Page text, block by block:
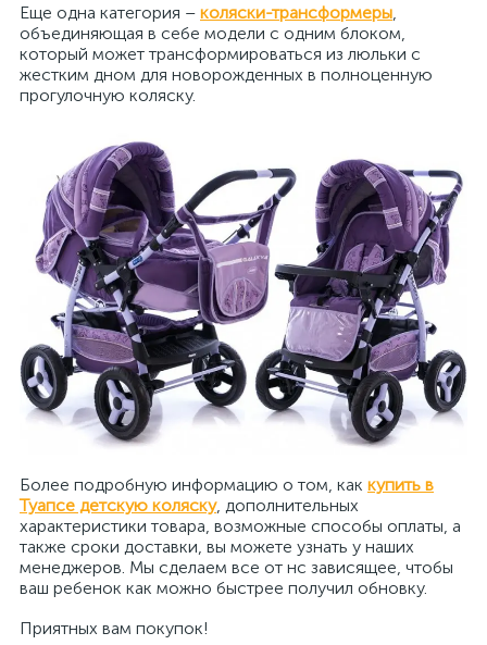
Еще одна категория – коляски-трансформеры,
объединяющая в себе модели с одним блоком,
который может трансформироваться из люльки с
жестким дном для новорожденных в полноценную
прогулочную коляску.
Более подробную информацию о том, как купить в
Туапсе детскую коляску, дополнительных
характеристики товара, возможные способы оплаты, а
также сроки доставки, вы можете узнать у наших
менеджеров. Мы сделаем все от нс зависящее, чтобы
ваш ребенок как можно быстрее получил обновку.
Приятных вам покупок!